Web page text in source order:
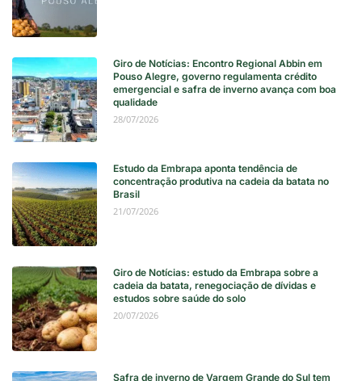
Giro de Notícias: Encontro Regional Abbin em
Pouso Alegre, governo regulamenta crédito
emergencial e safra de inverno avança com boa
qualidade
28/07/2026
Estudo da Embrapa aponta tendência de
concentração produtiva na cadeia da batata no
Brasil
21/07/2026
Giro de Notícias: estudo da Embrapa sobre a
cadeia da batata, renegociação de dívidas e
estudos sobre saúde do solo
20/07/2026
Safra de inverno de Vargem Grande do Sul tem